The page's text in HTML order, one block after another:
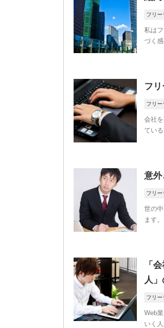
フリー
私は
づく
フ
フリー
会社
てい
意外
フリー
世の
ます
「
人
フリー
Web
いく